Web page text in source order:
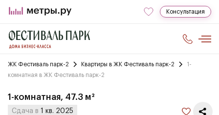
Консультация
ЖК Фестиваль парк-2 Квартиры в ЖК Фестиваль парк-2
1-
комнатная в ЖК Фестиваль парк-2
1-комнатная, 47.3 м²
Сдача в 1 кв. 2025